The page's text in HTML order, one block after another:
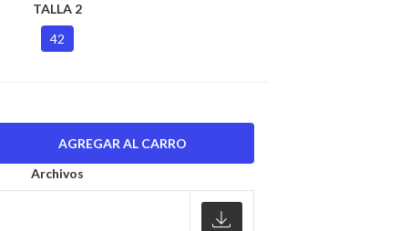
TALLA 2
42
Archivos